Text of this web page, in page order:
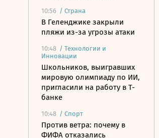
10:56 / Страна
В Геленджике закрыли
пляжи из-за угрозы атаки
10:48 / Технологии и
Инновации
Школьников, выигравших
мировую олимпиаду по ИИ,
пригласили на работу в Т-
банке
10:48 / Спорт
Против ветра: почему в
ФИФА отказались